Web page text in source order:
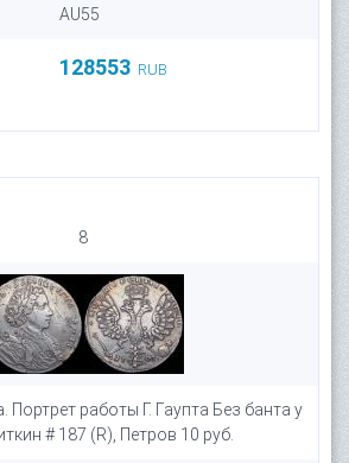
AU55
128553 RUB
8
Портрет работы Г. Гаупта Без банта у
# 187 (R), Петров 10 руб.